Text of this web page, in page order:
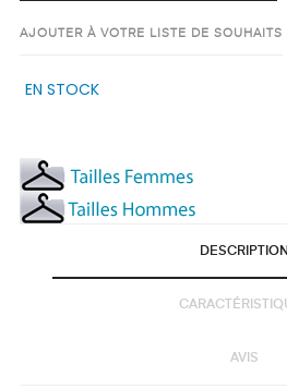
AJOUTER À VOTRE LISTE DE SOUHAITS
EN STOCK
DESCRIPTION
AVIS